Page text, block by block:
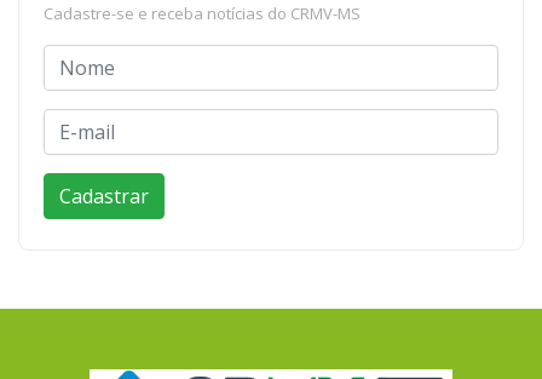
Cadastre-se e receba notícias do CRMV-MS